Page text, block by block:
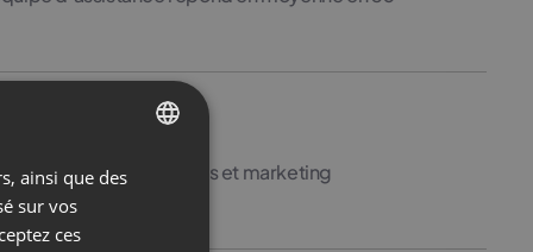
des outils analytiques et marketing
ENGLISH
ainsi que des
sur vos
ces